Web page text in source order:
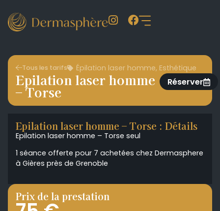
Tous les tarifs Épilation laser homme, Esthétique
Epilation laser homme
– Torse
Réserver
Epilation laser homme – Torse : Détails
Epilation laser homme – Torse seul
1 séance offerte pour 7 achetées chez Dermasphere
à Gières près de Grenoble
Prix de la prestation